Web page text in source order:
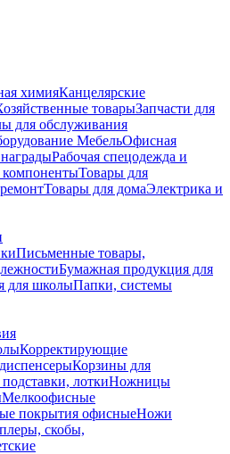
химияКанцелярские
товарыЗапчасти для
для обслуживания
МебельОфисная
Рабочая спецодежда и
Товары для
Товары для домаЭлектрика и
Письменные товары,
Бумажная продукция для
для школыПапки, системы
Корректирующие
Корзины для
лоткиНожницы
Мелкоофисные
покрытия офисныеНожи
скобы,